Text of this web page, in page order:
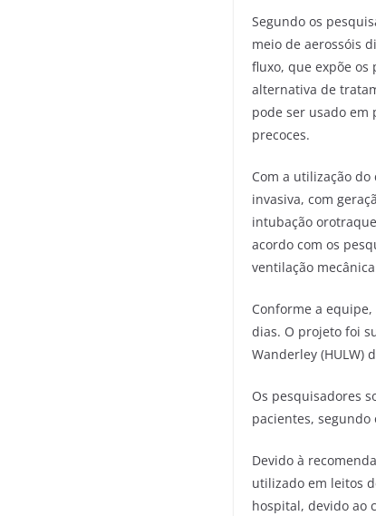
Segundo os
meio de aerossóis
fluxo, que expõe os
alternativa de
pode ser usado em
precoces.
Com a utilização
invasiva, com
intubação
acordo com os
ventilação
Conforme a
dias. O projeto foi
Wanderley (HULW)
Os pesquisadores
pacientes, segundo
Devido à
utilizado em leitos
hospital, devido ao